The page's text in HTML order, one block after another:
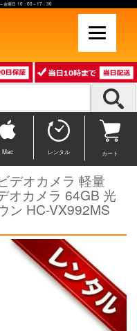
金曜日 10：00～17：30
Mac レンタル カート
デオカメラ 軽量
オカメラ 64GB 光
ン HC-VX992MS